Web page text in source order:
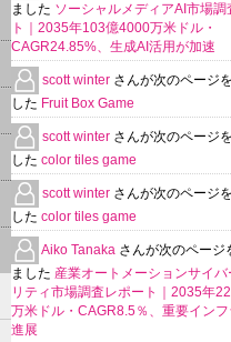
ました ソーシャルメディアAI市場調
ト｜2035年103億4000万米ドル・
CAGR24.85%、生成AI活用が加速
scott winter さんが次のページ
した Fruit Box Game
scott winter さんが次のページ
した color tiles game
scott winter さんが次のページ
した color tiles game
Aiko Tanaka さんが次のページ
ました 産業オートメーションサイ
リティ市場調査レポート｜2035年
万米ドル・CAGR8.5％、重要イン
進展